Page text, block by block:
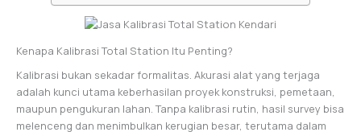
Kenapa Kalibrasi Total Station Itu Penting?
Kalibrasi bukan sekadar formalitas. Akurasi alat yang terjaga
adalah kunci utama keberhasilan proyek konstruksi, pemetaan,
maupun pengukuran lahan. Tanpa kalibrasi rutin, hasil survey bisa
melenceng dan menimbulkan kerugian besar, terutama dalam